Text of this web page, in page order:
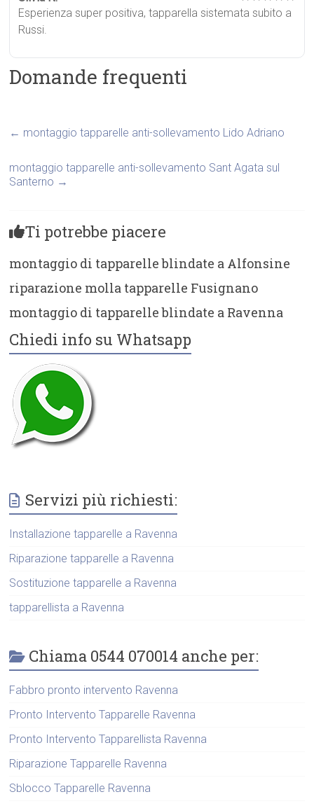
Esperienza super positiva, tapparella sistemata subito a
Russi.
Domande frequenti
← montaggio tapparelle anti-sollevamento Lido Adriano
montaggio tapparelle anti-sollevamento Sant Agata sul
Santerno →
Ti potrebbe piacere
montaggio di tapparelle blindate a Alfonsine
riparazione molla tapparelle Fusignano
montaggio di tapparelle blindate a Ravenna
Chiedi info su Whatsapp
Servizi più richiesti:
Installazione tapparelle a Ravenna
Riparazione tapparelle a Ravenna
Sostituzione tapparelle a Ravenna
tapparellista a Ravenna
Chiama 0544 070014 anche per:
Fabbro pronto intervento Ravenna
Pronto Intervento Tapparelle Ravenna
Pronto Intervento Tapparellista Ravenna
Riparazione Tapparelle Ravenna
Sblocco Tapparelle Ravenna